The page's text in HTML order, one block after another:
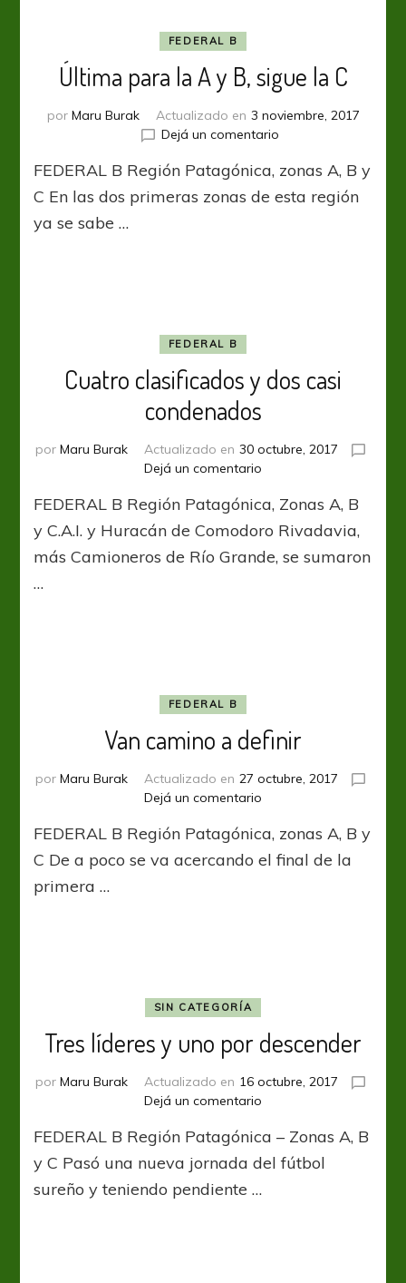
FEDERAL B
Última para la A y B, sigue la C
por Maru Burak Actualizado en 3 noviembre, 2017
Dejá un comentarioen
para
la
FEDERAL B Región Patagónica, zonas A, B y
C En las dos primeras zonas de esta región
ya se sabe …
FEDERAL B
Cuatro clasificados y dos casi
condenados
por Maru Burak Actualizado en 30 octubre, 2017
Dejá un comentario
clasificados
y
casi
FEDERAL B Región Patagónica, Zonas A, B
y C.A.I. y Huracán de Comodoro Rivadavia,
más Camioneros de Río Grande, se sumaron
…
FEDERAL B
Van camino a definir
por Maru Burak Actualizado en 27 octubre, 2017
Dejá un comentario
camino
a
FEDERAL B Región Patagónica, zonas A, B y
C De a poco se va acercando el final de la
primera …
SIN CATEGORÍA
Tres líderes y uno por descender
por Maru Burak Actualizado en 16 octubre, 2017
Dejá un comentario
líderes
y
por
FEDERAL B Región Patagónica – Zonas A, B
y C Pasó una nueva jornada del fútbol
sureño y teniendo pendiente …